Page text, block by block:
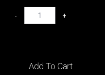
- +
Add To Cart